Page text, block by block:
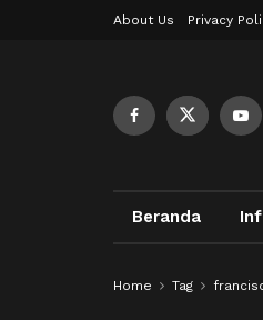
About Us Privacy
Beranda
Home Tag